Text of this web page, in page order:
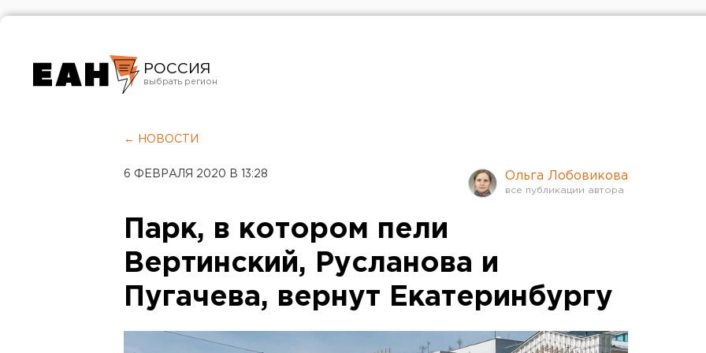
РОССИЯ
Челябинск
← НОВОСТИ
6 ФЕВРАЛЯ 2020 В 13:28 Ольга Лобовикова
Парк, в котором пели
Вертинский, Русланова и
Пугачева, вернут Екатеринбургу